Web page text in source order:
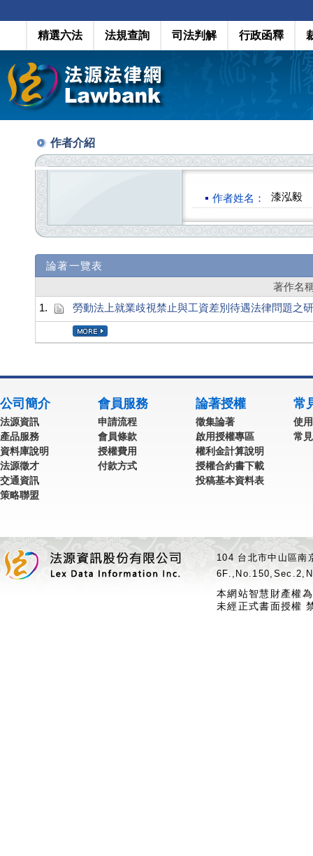
精選六法 法規查詢 司法判解 行政函釋
作者介紹
作者姓名： 漆泓毅
論著一覽表
著作名
1.
勞動法上就業歧視禁止與工資差別待遇法律問題之
公司簡介
法源資訊
產品服務
資料庫說明
法源徵才
交通資訊
策略聯盟
會員服務
申請流程
會員條款
授權費用
付款方式
論著授權
徵集論著
啟用授權專區
權利金計算說明
授權合約書下載
投稿基本資料表
常
使
常
104 台北市中山區
本網站智慧財產權
未經正式書面授權